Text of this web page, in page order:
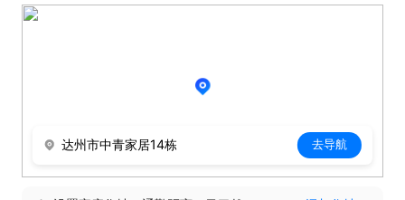
达州市中青家居14栋 去导航